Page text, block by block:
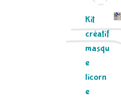
Kit
créatif
masqu
e
licorn
e